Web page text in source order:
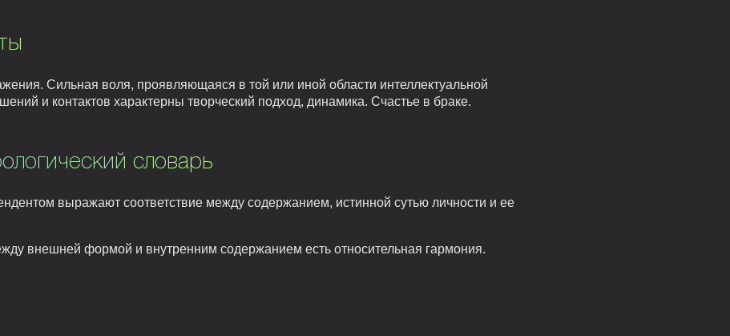
Сильная воля, проявляющаяся в той или иной области интеллектуальной
и контактов характерны творческий подход, динамика. Счастье в браке.
словарь
выражают соответствие между содержанием, истинной сутью личности и ее
внешней формой и внутренним содержанием есть относительная гармония.